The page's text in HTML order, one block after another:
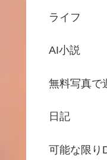
ライフ
AI小説
無料写真で
日記
可能な限り